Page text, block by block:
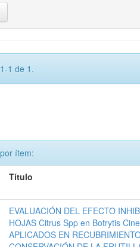
1 de 1.
ítem:
Título
EVALUACIÓN DEL EFECTO
HOJAS Citrus Spp en Botrytis
APLICADOS EN